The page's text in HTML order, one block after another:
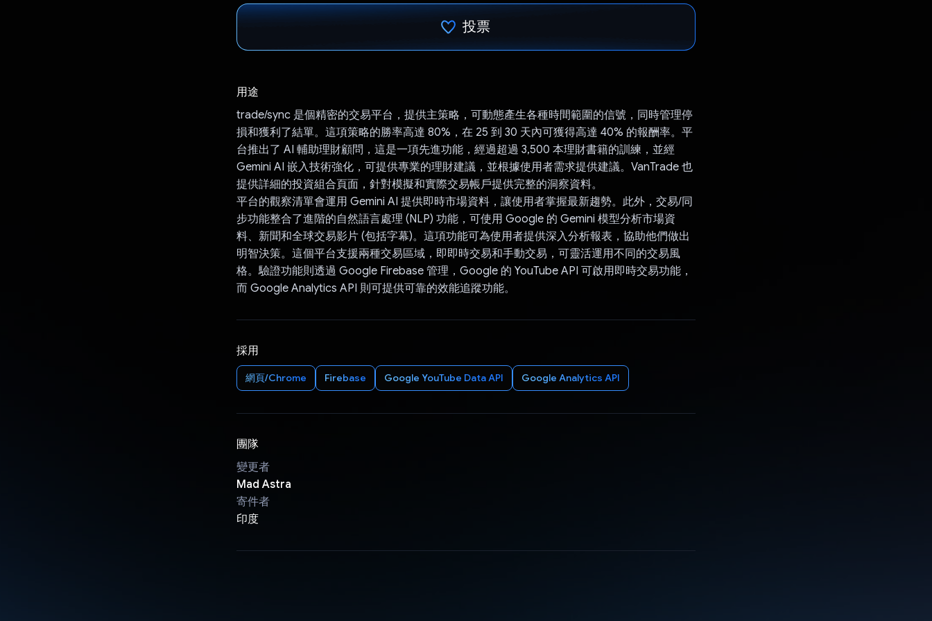
投票
用途
trade/sync 是個精密的交易平台，提供主策略，可動態產生各種時間範圍的信號，同時管理停
損和獲利了結單。這項策略的勝率高達 80%，在 25 到 30 天內可獲得高達 40% 的報酬率。平
台推出了 AI 輔助理財顧問，這是一項先進功能，經過超過 3,500 本理財書籍的訓練，並經
Gemini AI 嵌入技術強化，可提供專業的理財建議，並根據使用者需求提供建議。VanTrade 也
提供詳細的投資組合頁面，針對模擬和實際交易帳戶提供完整的洞察資料。
平台的觀察清單會運用 Gemini AI 提供即時市場資料，讓使用者掌握最新趨勢。此外，交易/同
步功能整合了進階的自然語言處理 (NLP) 功能，可使用 Google 的 Gemini 模型分析市場資
料、新聞和全球交易影片 (包括字幕)。這項功能可為使用者提供深入分析報表，協助他們做出
明智決策。這個平台支援兩種交易區域，即即時交易和手動交易，可靈活運用不同的交易風
格。驗證功能則透過 Google Firebase 管理，Google 的 YouTube API 可啟用即時交易功能，
而 Google Analytics API 則可提供可靠的效能追蹤功能。
採用
網頁/Chrome Firebase Google YouTube Data API Google Analytics API
團隊
變更者
Mad Astra
寄件者
印度